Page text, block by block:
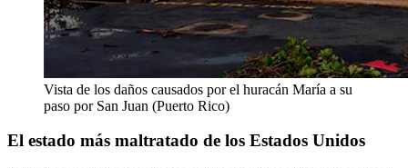
Vista de los daños causados por el huracán María a su
paso por San Juan (Puerto Rico)
El estado más maltratado de los Estados Unidos